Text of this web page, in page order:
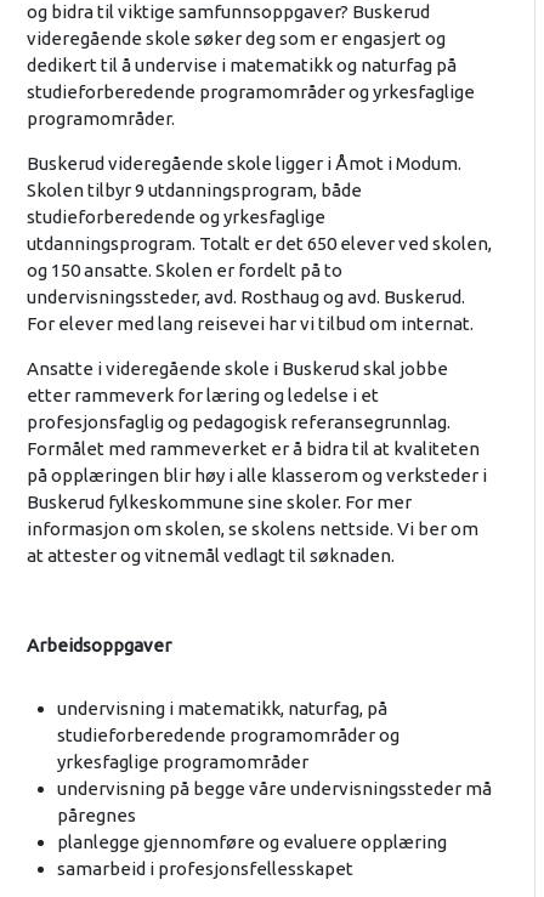
og bidra til viktige samfunnsoppgaver? Buskerud
videregående skole søker deg som er engasjert og
dedikert til å undervise i matematikk og naturfag på
studieforberedende programområder og yrkesfaglige
programområder.
Buskerud videregående skole ligger i Åmot i Modum.
Skolen tilbyr 9 utdanningsprogram, både
studieforberedende og yrkesfaglige
utdanningsprogram. Totalt er det 650 elever ved skolen,
og 150 ansatte. Skolen er fordelt på to
undervisningssteder, avd. Rosthaug og avd. Buskerud.
For elever med lang reisevei har vi tilbud om internat.
Ansatte i videregående skole i Buskerud skal jobbe
etter rammeverk for læring og ledelse i et
profesjonsfaglig og pedagogisk referansegrunnlag.
Formålet med rammeverket er å bidra til at kvaliteten
på opplæringen blir høy i alle klasserom og verksteder i
Buskerud fylkeskommune sine skoler. For mer
informasjon om skolen, se skolens nettside. Vi ber om
at attester og vitnemål vedlagt til søknaden.
Arbeidsoppgaver
undervisning i matematikk, naturfag, på
studieforberedende programområder og
yrkesfaglige programområder
undervisning på begge våre undervisningssteder må
påregnes
planlegge gjennomføre og evaluere opplæring
samarbeid i profesjonsfellesskapet